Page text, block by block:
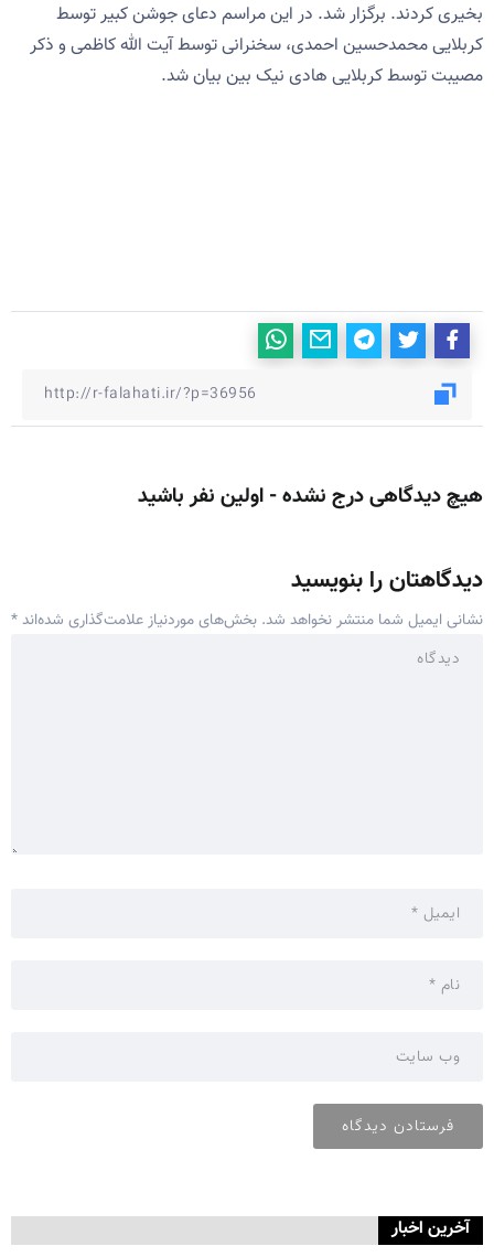
بخیری کردند. برگزار شد. در این مراسم دعای جوشن کبیر توسط
کربلایی محمدحسین احمدی، سخنرانی توسط آیت الله کاظمی و ذکر
مصیبت توسط کربلایی هادی نیک بین بیان شد.
هیچ دیدگاهی درج نشده - اولین نفر باشید
دیدگاهتان را بنویسید
نشانی ایمیل شما منتشر نخواهد شد. بخش‌های موردنیاز علامت‌گذاری شده‌اند*
آخرین اخبار